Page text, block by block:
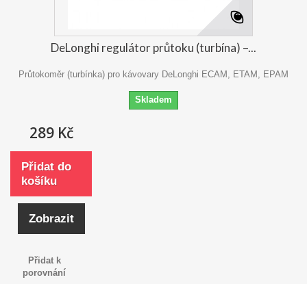
DeLonghi regulátor průtoku (turbína) –...
Průtokoměr (turbínka) pro kávovary DeLonghi ECAM, ETAM, EPAM
Skladem
289 Kč
Přidat do
košíku
Zobrazit
Přidat k
porovnání